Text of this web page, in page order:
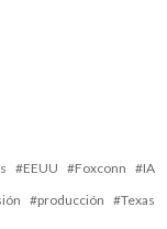
EEUU Foxconn
IA
producción Texas